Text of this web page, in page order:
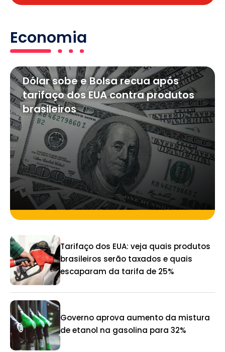
Economia
Dólar sobe e Bolsa recua após
tarifaço dos EUA contra produtos
brasileiros
Tarifaço dos EUA: veja quais produtos
brasileiros serão taxados e quais
escaparam da tarifa de 25%
Governo aprova aumento da mistura
de etanol na gasolina para 32%